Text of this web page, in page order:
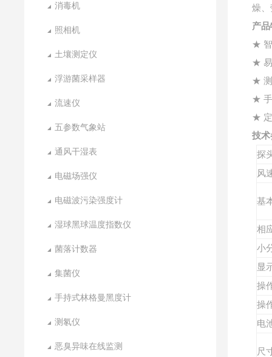
消毒机
照相机
土壤测定仪
浮游菌采样器
流速仪
五参数气象站
通风干湿表
电磁场强仪
电磁波污染强度计
湿球黑球温度指数仪
菌落计数器
集菌仪
手持式林格曼黑度计
测氡仪
恶臭异味在线监测
燥
产
★ 智
★ 易
★ 测
★ 手
★ 定
技
探
风
基
相
小
显
操
操
电
尺